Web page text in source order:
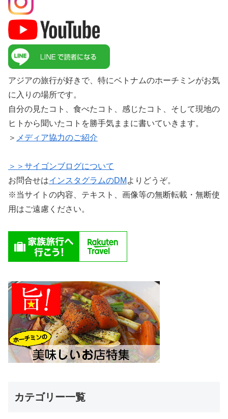
アジアの旅行が好きで、特にベトナムのホーチミンがお気
に入りの場所です。
自分の見たコト、食べたコト、感じたコト、そして現地の
ヒトから聞いたコトを勝手気ままに書いていきます。
＞ メディア協力のご紹介
＞＞サイゴンブログについて
お問合せはインスタグラムのDM よりどうぞ。
※当サイトの内容、テキスト、画像等の無断転載・無断使
用はご遠慮ください。
カテゴリー一覧